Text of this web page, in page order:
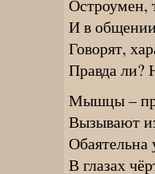
Остроумен,
И в
Говорят,
Правда ли?
Мышцы –
Вызывают
Обаятельна
В глазах